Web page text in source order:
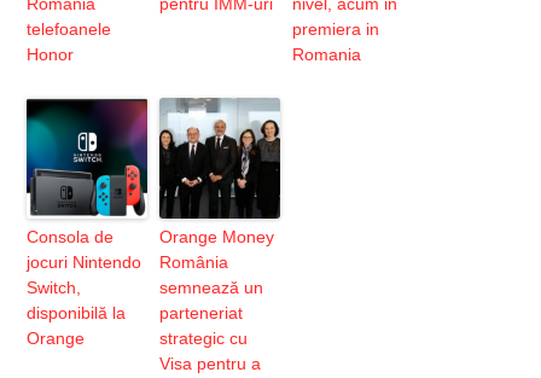
telefoanele
Honor
premiera in
Romania
Consola de
jocuri Nintendo
Switch,
disponibilă la
Orange
Orange Money
România
semnează un
parteneriat
strategic cu
Visa pentru a